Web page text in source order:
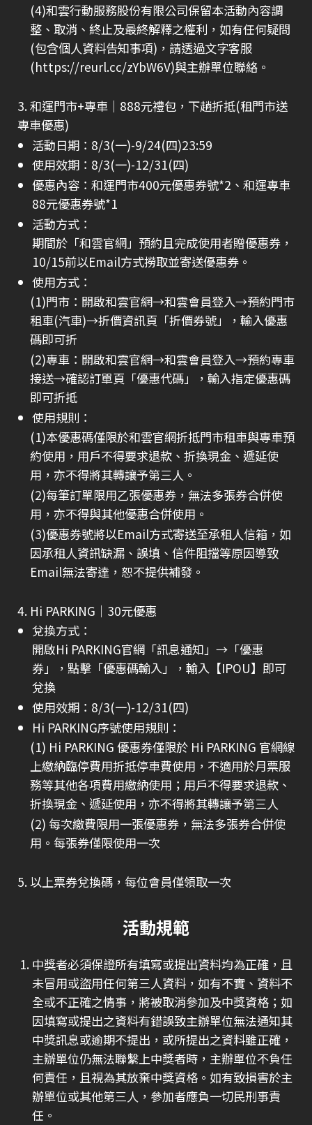
(4)和雲行動服務股份有限公司保留本活動內容調
整、取消、終止及最終解釋之權利，如有任何疑問
(包含個人資料告知事項)，請透過文字客服
(https://reurl.cc/zYbW6V)與主辦單位聯絡。
3. 和運門市+專車｜888元禮包，下趟折抵(租門市送
專車優惠)
活動日期：8/3(一)-9/24(四)23:59
使用效期：8/3(一)-12/31(四)
優惠內容：和運門市400元優惠券號*2、和運專車
88元優惠券號*1
活動方式：
期間於「和雲官網」預約且完成使用者贈優惠券，
10/15前以Email方式撈取並寄送優惠券。
使用方式：
(1)門市：開啟和雲官網→和雲會員登入→預約門市
租車(汽車)→折價資訊頁「折價券號」，輸入優惠
碼即可折
(2)專車：開啟和雲官網→和雲會員登入→預約專車
接送→確認訂單頁「優惠代碼」，輸入指定優惠碼
即可折抵
使用規則：
(1)本優惠碼僅限於和雲官網折抵門市租車與專車預
約使用，用戶不得要求退款、折換現金、遞延使
用，亦不得將其轉讓予第三人。
(2)每筆訂單限用乙張優惠券，無法多張券合併使
用，亦不得與其他優惠合併使用。
(3)優惠券號將以Email方式寄送至承租人信箱，如
因承租人資訊缺漏、誤填、信件阻擋等原因導致
Email無法寄達，恕不提供補發。
4. Hi PARKING｜30元優惠
兌換方式：
開啟Hi PARKING官網「訊息通知」→「優惠
券」，點擊「優惠碼輸入」，輸入【IPOU】即可
兌換
使用效期：8/3(一)-12/31(四)
Hi PARKING序號使用規則：
(1) Hi PARKING 優惠券僅限於 Hi PARKING 官網線
上繳納臨停費用折抵停車費使用，不適用於月票服
務等其他各項費用繳納使用；用戶不得要求退款、
折換現金、遞延使用，亦不得將其轉讓予第三人
(2) 每次繳費限用一張優惠券，無法多張券合併使
用。每張券僅限使用一次
5. 以上票券兌換碼，每位會員僅領取一次
活動規範
中獎者必須保證所有填寫或提出資料均為正確，且
未冒用或盜用任何第三人資料，如有不實、資料不
全或不正確之情事，將被取消參加及中獎資格；如
因填寫或提出之資料有錯誤致主辦單位無法通知其
中獎訊息或逾期不提出，或所提出之資料雖正確，
主辦單位仍無法聯繫上中獎者時，主辦單位不負任
何責任，且視為其放棄中獎資格。如有致損害於主
辦單位或其他第三人，參加者應負一切民刑事責
任。